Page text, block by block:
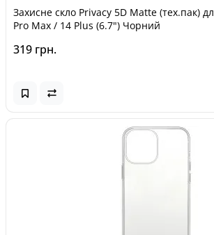
Захисне скло Privacy 5D Matte (тех.пак)
Pro Max / 14 Plus (6.7") Чорний
319 грн.